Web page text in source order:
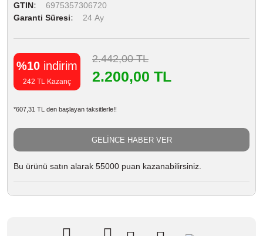
GTIN
6975357306720
Garanti Süresi
24 Ay
%10 indirim
242 TL Kazanç
2.442,00 TL
2.200,00 TL
*607,31 TL den başlayan taksitlerle!!
GELİNCE HABER VER
Bu ürünü satın alarak 55000 puan kazanabilirsiniz.